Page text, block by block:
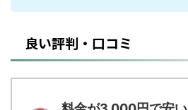
良い評判・口コミ